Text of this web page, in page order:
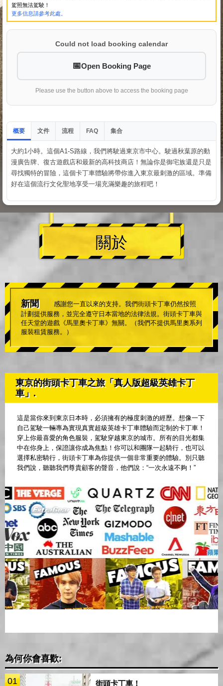
駕照無法駕駛！
更多信息請參考此處。
Could not load booking calendar
Open Booking Page
Please use the button above to access the booking page
概要 文件 流程 FAQ 集合
大約1小時。這個A1-S路線，我們將駛過東京市中心。駛過秋葉原的動
漫廣告牌、復古遊戲店和最新的高科技商店！無論你是御宅族還是只是
尋找獨特的冒險，這個卡丁車體驗將帶你進入東京最刺激的區域。準備
好在這個流行文化聖地享受一場充滿樂趣的旅程吧！
關於
新聞
感謝您一直以來的支持。我們街頭卡丁車仍然按照
計劃提供服務，並完全遵守日本當地的法律法規。街頭卡丁車與
任天堂的遊戲《馬里奧卡丁車》無關。（我們不提供馬里奧系列
服裝租賃服務。）
東京的街頭卡丁車之旅「真人版超級英雄卡丁
車」.
這是當你來到東京日本時，必須擁有的極度刺激的經歷。想像一下
自己駕駛一輛專為實現真實超級英雄卡丁車體驗而定制的卡丁車！
穿上你最喜愛的角色服裝，駕駛穿越東京的城市。所有的目光都集
中在你身上，保證讓你成為焦點！你可以和團隊一起騎行，也可以
選擇私密騎行，街頭卡丁車為你提供一個非常重要的體驗。別只聽
我們說，聽聽我們尊貴顧客的聲音，他們說：“一次永遠不夠！”
為何你會喜歡:
01 街頭卡丁車！